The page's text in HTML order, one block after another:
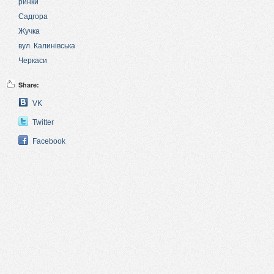
ринки
Садгора
Жучка
вул. Калинівська
Черкаси
Share:
VK
Twitter
Facebook